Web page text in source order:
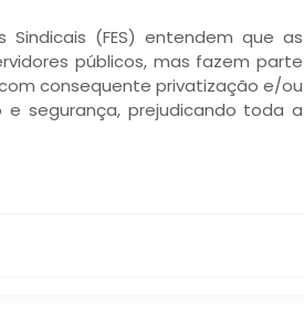
(FES) entendem que as
públicos, mas fazem parte
consequente privatização e/ou
segurança, prejudicando toda a